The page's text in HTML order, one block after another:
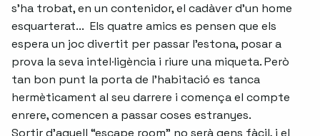
s'ha trobat, en un contenidor, el cadàver d'un home
esquarterat... Els quatre amics es pensen que els
espera un joc divertit per passar l'estona, posar a
prova la seva intel·ligència i riure una miqueta. Però
tan bon punt la porta de l'habitació es tanca
hermèticament al seu darrere i comença el compte
enrere, comencen a passar coses estranyes.